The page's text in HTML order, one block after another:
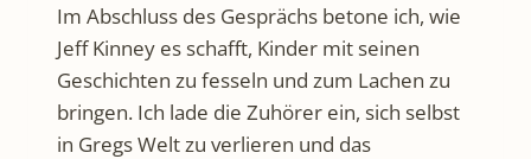
Im Abschluss des Gesprächs betone ich, wie
Jeff Kinney es schafft, Kinder mit seinen
Geschichten zu fesseln und zum Lachen zu
bringen. Ich lade die Zuhörer ein, sich selbst
in Gregs Welt zu verlieren und das